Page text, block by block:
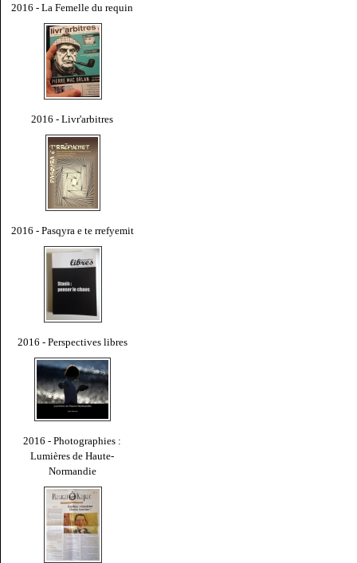
2016 - La Femelle du requin
2016 - Livr'arbitres
2016 - Pasqyra e te rrefyemit
2016 - Perspectives libres
2016 - Photographies :
Lumières de Haute-
Normandie